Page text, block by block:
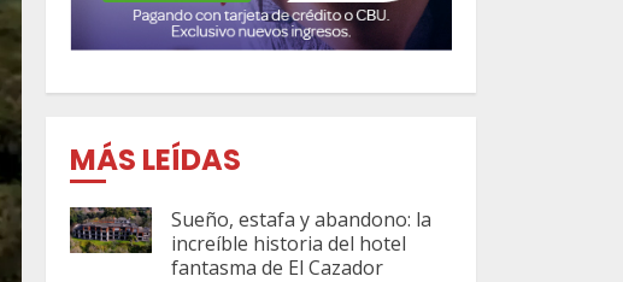
MÁS LEÍDAS
Sueño, estafa y abandono: la
increíble historia del hotel
fantasma de El Cazador